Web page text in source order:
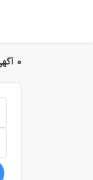
0 آگهی استخدام در کرمان - راین